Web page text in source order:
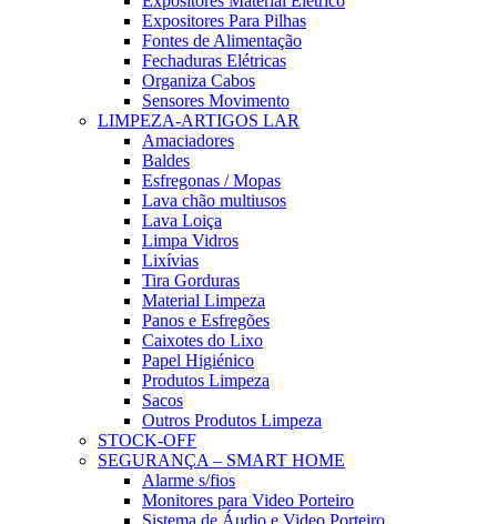
Expositores Para Pilhas
Fontes de Alimentação
Fechaduras Elétricas
Organiza Cabos
Sensores Movimento
LIMPEZA-ARTIGOS LAR
Amaciadores
Baldes
Esfregonas / Mopas
Lava chão multiusos
Lava Loiça
Limpa Vidros
Lixívias
Tira Gorduras
Material Limpeza
Panos e Esfregões
Caixotes do Lixo
Papel Higiénico
Produtos Limpeza
Sacos
Outros Produtos Limpeza
STOCK-OFF
SEGURANÇA – SMART HOME
Alarme s/fios
Monitores para Video Porteiro
Sistema de Áudio e Video Porteiro